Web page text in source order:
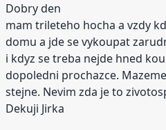
Dobry den
mam trileteho hocha a vzdy
domu a jde se vykoupat
i kdyz se treba nejde hned
dopoledni prochazce.
stejne. Nevim zda je to
Dekuji Jirka